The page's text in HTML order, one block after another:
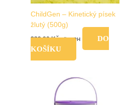
ChildGen – Kinetický písek
žlutý (500g)
239,00Kč vč. DPH
DO
KOŠÍKU